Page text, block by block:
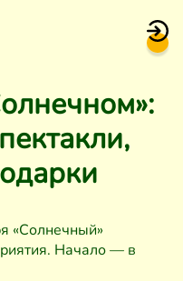
«Солнечный»
Начало — в